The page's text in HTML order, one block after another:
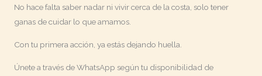
No hace falta saber nadar ni vivir cerca de la costa, solo tener
ganas de cuidar lo que amamos.
Con tu primera acción, ya estás dejando huella.
Únete a través de WhatsApp según tu disponibilidad de